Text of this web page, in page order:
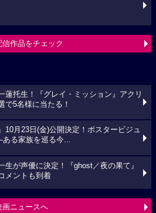
信作品をチェック
蓮托生！『グレイ・ミッション』アクリ
で5名様に当たる！
10月23日(金)公開決定！ポスタービジュ
る家族を巡る今...
生が声優に決定！『ghost／夜の果て』
メントも到着
画ニュースへ